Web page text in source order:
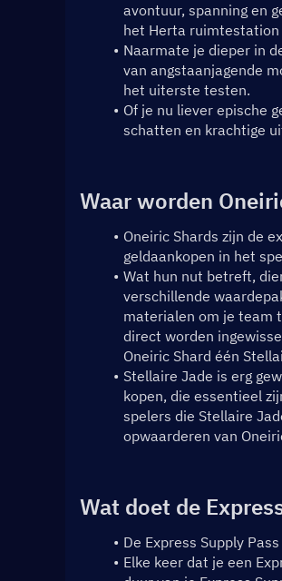
avontuur, spanning en
het Herta ruimtestation
Naarmate je dieper in
van angstaanjagende
het uiterste testen.
Of je nu liever epische
schatten en krachtige
Waar worden
Oneiric Shards zijn de
geldaankopen in het
Wat hun nut betreft,
verschillende
materialen om je team
direct worden
Oneiric Shard één
Stellaire Jade is erg
kopen, die essentieel
spelers die Stellaire
opwaarderen van
Wat doet de
De Express Supply
Elke keer dat je een